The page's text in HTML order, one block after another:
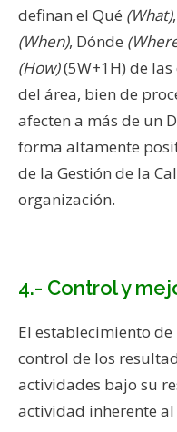
definan el Qué (What)
(When), Dónde
(How)(5W+1H) de
del área, bien de
afecten a más de un
forma altamente
de la Gestión de la
organización.
4.- Control y
El establecimiento
control de los
actividades bajo su
actividad inherente